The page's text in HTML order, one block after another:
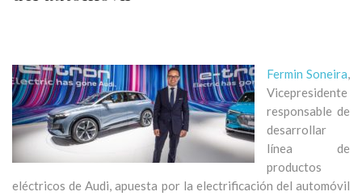
Fermin Soneira,
Vicepresidente
responsable de
desarrollar
línea de
productos
eléctricos de Audi, apuesta por la electrificación del automóvil